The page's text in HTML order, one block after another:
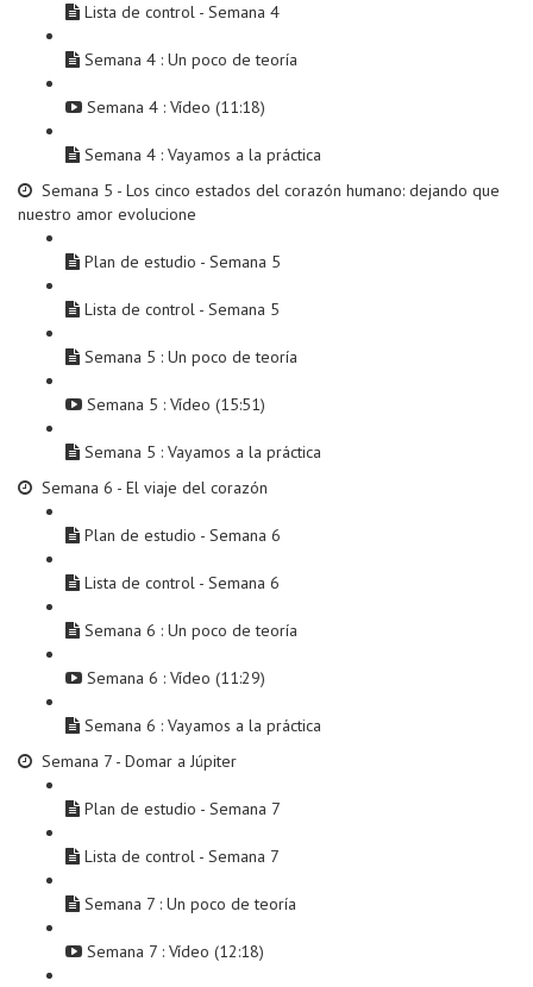
Lista de control - Semana 4
Semana 4 : Un poco de teoría
Semana 4 : Vídeo (11:18)
Semana 4 : Vayamos a la práctica
Semana 5 - Los cinco estados del corazón humano: dejando que
nuestro amor evolucione
Plan de estudio - Semana 5
Lista de control - Semana 5
Semana 5 : Un poco de teoría
Semana 5 : Vídeo (15:51)
Semana 5 : Vayamos a la práctica
Semana 6 - El viaje del corazón
Plan de estudio - Semana 6
Lista de control - Semana 6
Semana 6 : Un poco de teoría
Semana 6 : Vídeo (11:29)
Semana 6 : Vayamos a la práctica
Semana 7 - Domar a Júpiter
Plan de estudio - Semana 7
Lista de control - Semana 7
Semana 7 : Un poco de teoría
Semana 7 : Vídeo (12:18)